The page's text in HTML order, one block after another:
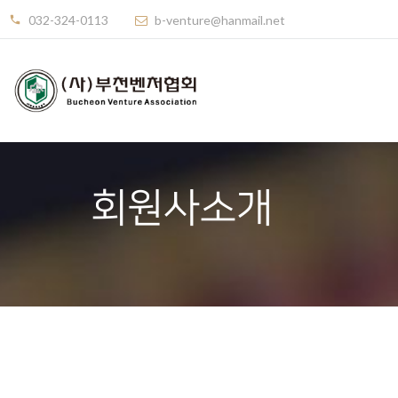
032-324-0113 b-venture@hanmail.net
회원사소개